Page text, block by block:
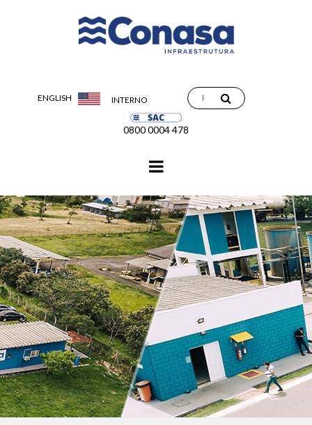
ENGLISH INTERNO
0800 0004 478